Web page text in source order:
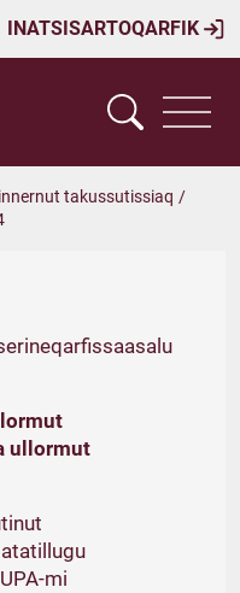
INATSISARTOQARFIK
takussutissiaq /
ullormut
mi